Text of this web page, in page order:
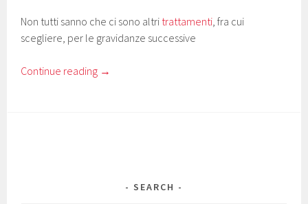
Non tutti sanno che ci sono altri trattamenti , fra cui
scegliere, per le gravidanze successive
Continue reading →
SEARCH